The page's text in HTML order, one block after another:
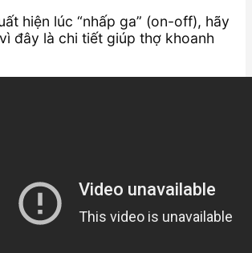
hiện lúc “nhấp ga” (on-off), hãy
đây là chi tiết giúp thợ khoanh